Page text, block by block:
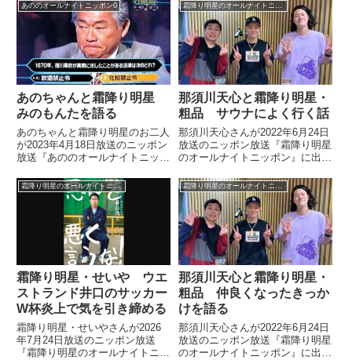
さんがボートレースに初挑戦し、
大勝利をおさめた件について話し
ていました。
のお二人とお笑い界とヒップホッ
プ界の先輩・後輩関係の違いにつ
いて話していました。Creepy
N...
あののオールナイトニッポン0
あのちゃんと霜降り明星
みのもんたを語る
あのちゃんと霜降り明星のお二人
が2023年4月18日放送のニッポン
放送『あののオールナイトニッポ
いて話していました。
霜降り明星のオールナイトニッポン
那須川天心と霜降り明星・
粗品 サウナによく行く話
那須川天心さんが2022年6月24日
放送のニッポン放送『霜降り明星
のオールナイトニッポン』に出
に行く話をしていました。
霜降り明星のオールナイトニッポン
霜降り明星・せいや ウエ
ストランド井口のサッカー
W杯炎上で気を引き締める
霜降り明星・せいやさんが2026
年7月24日放送のニッポン放送
『霜降り明星のオールナイトニッ
那須川天心と霜降り明星・
粗品 仲良くなったきっか
けを語る
那須川天心さんが2022年6月24日
放送のニッポン放送『霜降り明星
のオールナイトニッポン』に出